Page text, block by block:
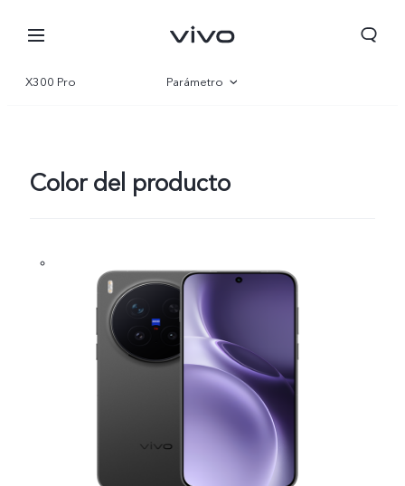
X300 Pro Parámetro
Color del producto